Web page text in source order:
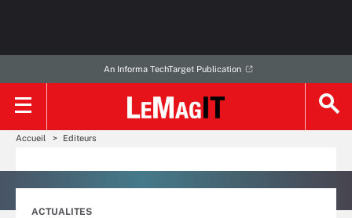
An Informa TechTarget Publication
Accueil Editeurs
ACTUALITES